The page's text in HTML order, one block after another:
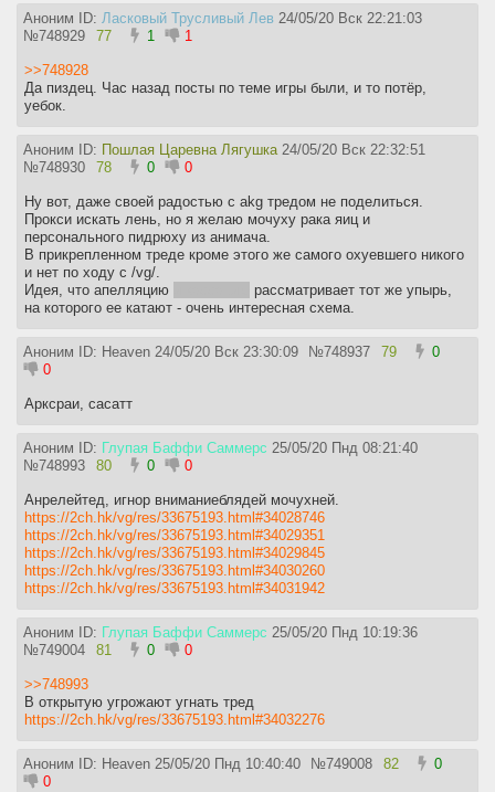
Аноним ID: Ласковый Трусливый Лев 24/05/20 Вск 22:21:03
№748929 77 1 1
>>748928
Да пиздец. Час назад посты по теме игры были, и то потёр,
уебок.
Аноним ID: Пошлая Царевна Лягушка 24/05/20 Вск 22:32:51
№748930 78 0 0
Ну вот, даже своей радостью с akg тредом не поделиться.
Прокси искать лень, но я желаю мочуху рака яиц и
персонального пидрюху из анимача.
В прикрепленном треде кроме этого же самого охуевшего никого
и нет по ходу с /vg/.
Идея, что апелляцию
рассматривает тот же упырь,
на которого ее катают - очень интересная схема.
Аноним ID: Heaven 24/05/20 Вск 23:30:09 №748937 79
0
0
Арксраи, сасатт
Аноним ID: Глупая Баффи Саммерс 25/05/20 Пнд 08:21:40
№748993 80 0 0
Анрелейтед, игнор вниманиеблядей мочухней.
https://2ch.hk/vg/res/33675193.html#34028746
https://2ch.hk/vg/res/33675193.html#34029351
https://2ch.hk/vg/res/33675193.html#34029845
https://2ch.hk/vg/res/33675193.html#34030260
https://2ch.hk/vg/res/33675193.html#34031942
Аноним ID: Глупая Баффи Саммерс 25/05/20 Пнд 10:19:36
№749004 81 0 0
>>748993
В открытую угрожают угнать тред
https://2ch.hk/vg/res/33675193.html#34032276
Аноним ID: Heaven 25/05/20 Пнд 10:40:40 №749008 82
0
0